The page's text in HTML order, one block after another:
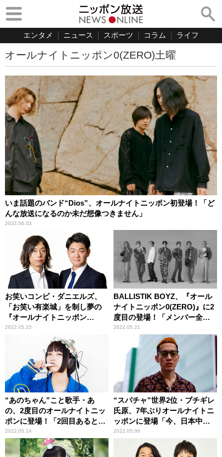
エンタメ ニュース スポーツ コラム ライフ
オールナイトニッポン0(ZERO)土曜
いま話題のバンド“Dios”、オールナイトニッポン初登場！「ど
んな放送になるのか未だ想像つきません」
2022.06.03
お笑いコンビ・ダニエルズ、
「お笑い有楽城」を制し夢の
『オールナイトニッポン
0(ZERO)』に登場！
2022.05.25
BALLISTIK BOYZ、『オール
ナイトニッポン0(ZERO)』に2
度目の登場！「メンバー全員
で臨みます！」
2022.05.21
“あのちゃん”こと歌手・あ
の、2度目のオールナイトニッ
ポンに登場！「2回目あると思
わなかったよ」
2022.05.14
“スパチャ”世界2位・ブチギレ
氏原、7年ぶりオールナイトニ
ッポンに登場「今、日本中を
明るく照らし出す。って感じ
だな！」
2022.05.06